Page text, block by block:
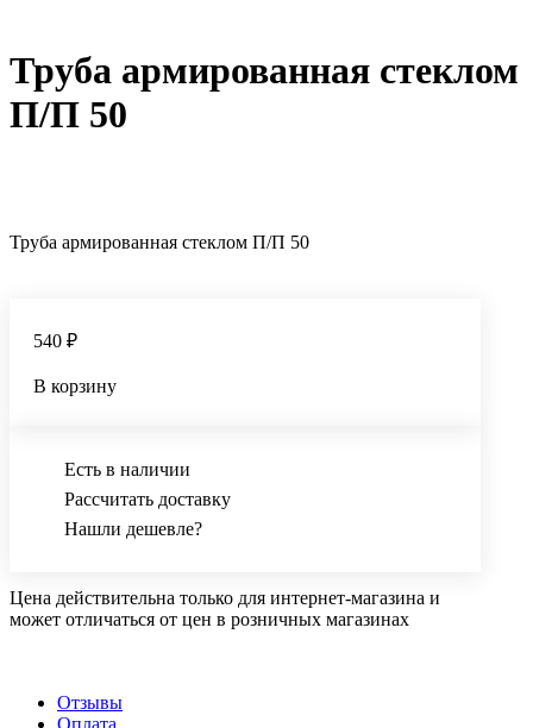
Труба армированная стеклом
П/П 50
Труба армированная стеклом П/П 50
540 ₽
В корзину
Есть в наличии
Рассчитать доставку
Нашли дешевле?
Цена действительна только для интернет-магазина и
может отличаться от цен в розничных магазинах
Отзывы
Оплата